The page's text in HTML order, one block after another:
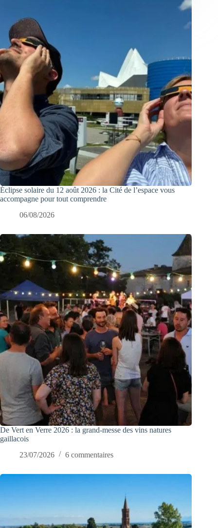
Éclipse solaire du 12 août 2026 : la Cité de l’espace vous
accompagne pour tout comprendre
06/08/2026
De Vert en Verre 2026 : la grand-messe des vins natures
gaillacois
23/07/2026
6 commentaires